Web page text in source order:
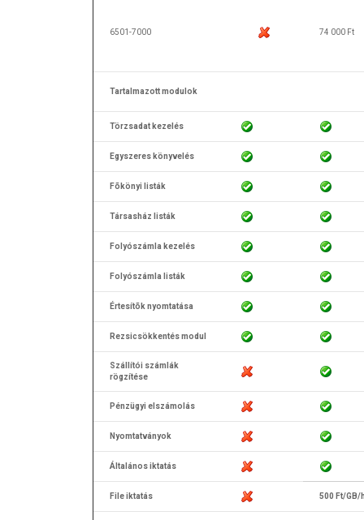
6501-7000 74 000 Ft
Tartalmazott modulok
Törzsadat kezelés
Egyszeres könyvelés
Fõkönyi listák
Társasház listák
Folyószámla kezelés
Folyószámla listák
Értesítõk nyomtatása
Rezsicsökkentés modul
Szállítói számlák
rögzítése
Pénzügyi elszámolás
Nyomtatványok
Általános iktatás
File iktatás 500 Ft/GB/